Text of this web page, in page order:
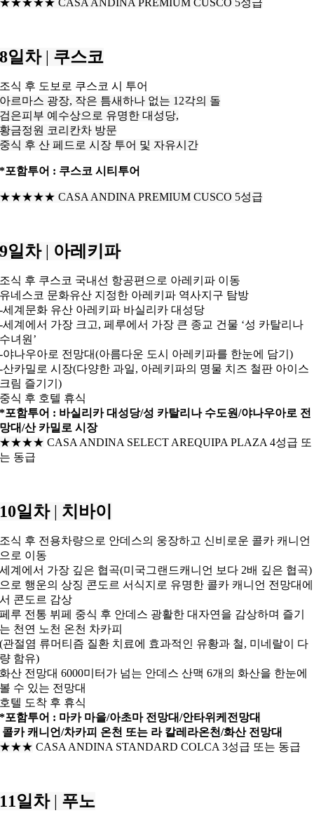
★★★★★ CASA ANDINA PREMIUM CUSCO 5성급
8일차 | 쿠스코
조식 후 도보로 쿠스코 시 투어
아르마스 광장, 작은 틈새하나 없는 12각의 돌
검은피부 예수상으로 유명한 대성당,
황금정원 코리칸차 방문
중식 후 산 페드로 시장 투어 및 자유시간
*포함투어 : 쿠스코 시티투어
★★★★★ CASA ANDINA PREMIUM CUSCO 5성급
9일차 | 아레키파
조식 후 쿠스코 국내선 항공편으로 아레키파 이동
유네스코 문화유산 지정한 아레키파 역사지구 탐방
-세계문화 유산 아레키파 바실리카 대성당
-세계에서 가장 크고, 페루에서 가장 큰 종교 건물 ‘성 카탈리나
수녀원’
-야나우아로 전망대(아름다운 도시 아레키파를 한눈에 담기)
-산카밀로 시장(다양한 과일, 아레키파의 명물 치즈 철판 아이스
크림 즐기기)
중식 후 호텔 휴식
*포함투어 : 바실리카 대성당/성 카탈리나 수도원/야나우아로 전
망대/산 카밀로 시장
★★★★ CASA ANDINA SELECT AREQUIPA PLAZA 4성급 또
는 동급
10일차 | 치바이
조식 후 전용차량으로 안데스의 웅장하고 신비로운 콜카 캐니언
으로 이동
세계에서 가장 깊은 협곡(미국그랜드캐니언 보다 2배 깊은 협곡)
으로 행운의 상징 콘도르 서식지로 유명한 콜카 캐니언 전망대에
서 콘도르 감상
페루 전통 뷔페 중식 후 안데스 광활한 대자연을 감상하며 즐기
는 천연 노천 온천 차카피
(관절염 류머티즘 질환 치료에 효과적인 유황과 철, 미네랄이 다
량 함유)
화산 전망대6000미터가 넘는 안데스 산맥 6개의 화산을 한눈에
볼 수 있는 전망대
호텔 도착 후 휴식
*포함투어 : 마카 마을/아초마 전망대/안타위케전망대
콜카 캐니언/차카피 온천 또는 라 칼레라온천/화산 전망대
★★★ CASA ANDINA STANDARD COLCA 3성급 또는 동급
11일차 | 푸노